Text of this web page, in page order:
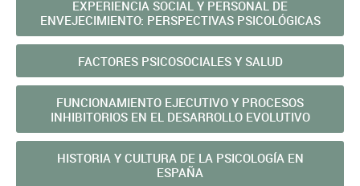
EXPERIENCIA SOCIAL Y PERSONAL DE
ENVEJECIMIENTO: PERSPECTIVAS PSICOLÓGICAS
FACTORES PSICOSOCIALES Y SALUD
FUNCIONAMIENTO EJECUTIVO Y PROCESOS
INHIBITORIOS EN EL DESARROLLO EVOLUTIVO
HISTORIA Y CULTURA DE LA PSICOLOGÍA EN
ESPAÑA